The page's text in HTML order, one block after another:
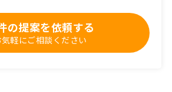
の提案を依頼する
気軽にご相談ください